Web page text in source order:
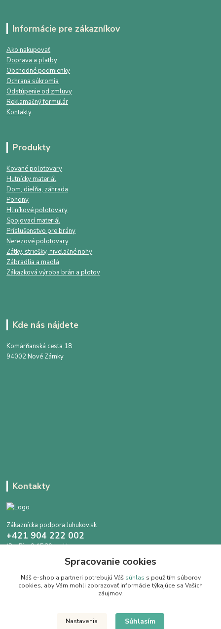
Informácie pre zákazníkov
Ako nakupovať
Doprava a platby
Obchodné podmienky
Ochrana súkromia
Odstúpenie od zmluvy
Reklamačný formulár
Kontakty
Produkty
Kované polotovary
Hutnícky materiál
Dom, dielňa, záhrada
Pohony
Hliníkové polotovary
Spojovací materiál
Príslušenstvo pre brány
Nerezové polotovary
Zátky, striešky, nivelačné nohy
Zábradlia a madlá
Zákazková výroba brán a plotov
Kde nás nájdete
Komárňanská cesta 18
94002 Nové Zámky
Kontakty
Zákaznícka podpora Juhukov.sk
+421 904 222 002
(Po-Pia, 9-15.30 hod.)
info@juhokov.sk
Upravit sběr cookies.
Spracovanie cookies
Náš e-shop a partneri potrebujú Váš súhlas s použitím súborov
cookies, aby Vám mohli zobrazovať informácie týkajúce sa Vašich
záujmov.
Nastavenia Súhlasím